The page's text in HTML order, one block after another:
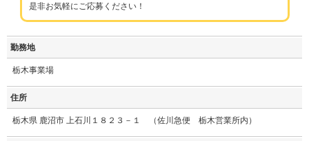
是非お気軽にご応募ください！
勤務地
栃木事業場
住所
栃木県 鹿沼市 上石川１８２３－１ （佐川急便 栃木営業所内）